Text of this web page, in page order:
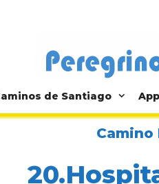
de Santiago
Camino